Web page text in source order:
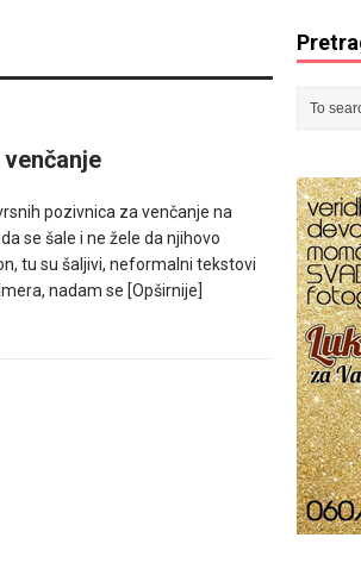
pozivnica za venčanje na
se šale i ne žele da njihovo
tu su šaljivi, neformalni tekstovi
nadam se [Opširnije]